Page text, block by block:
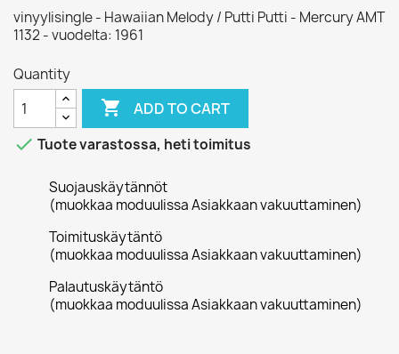
vinyylisingle - Hawaiian Melody / Putti Putti - Mercury AMT
1132 - vuodelta: 1961
Quantity
 ADD TO CART
 Tuote varastossa, heti toimitus
Suojauskäytännöt
(muokkaa moduulissa Asiakkaan vakuuttaminen)
Toimituskäytäntö
(muokkaa moduulissa Asiakkaan vakuuttaminen)
Palautuskäytäntö
(muokkaa moduulissa Asiakkaan vakuuttaminen)